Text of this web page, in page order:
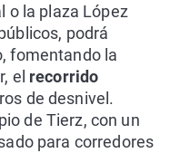
o la plaza López
podrá
fomentando la
el recorrido
de desnivel.
de Tierz, con un
para corredores